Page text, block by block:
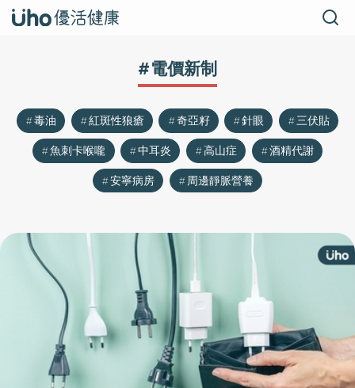
#電價新制
毒油 紅斑性狼瘡 奇亞籽 針眼
三伏貼
魚刺卡喉嚨
中耳炎 高山症
酒精代謝
安寧病房
周邊靜脈營養